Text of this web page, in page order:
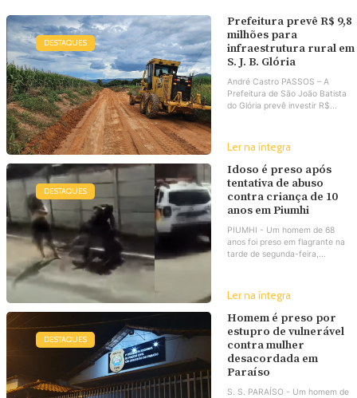
DESTAQUES
Prefeitura prevê R$ 9,8
milhões para
infraestrutura rural em
S. J. B. Glória
André Castro PASSOS – A
Prefeitura de São João Batista
do Glória prevê investir R$...
Ler na íntegra
DESTAQUES
Idoso é preso após
tentativa de abuso
contra criança de 10
anos em Piumhi
PIUMHI - Um homem de 68
anos foi preso em flagrante na
tarde de segunda-feira,...
Ler na íntegra
DESTAQUES
Homem é preso por
estupro de vulnerável
contra mulher
desacordada em
Paraíso
S. S. PARAÍSO - Um homem de